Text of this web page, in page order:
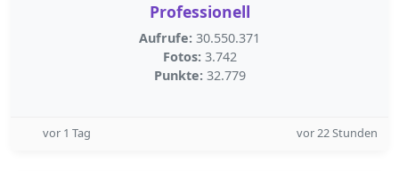
Professionell
Aufrufe: 30.550.371
Fotos: 3.742
Punkte: 32.779
vor 1 Tag vor 22 Stunden